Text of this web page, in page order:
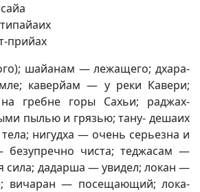
прийах
шайанам — лежащего; дхара-
каверйам — у реки Кавери;
гребне горы Сахьи; раджах-
пылью и грязью; тану- дешаих
нигудха — очень серьезна и
безупречно чиста; теджасам —
сила; дадарша — увидел; локан —
вичаран — посещающий; лока-